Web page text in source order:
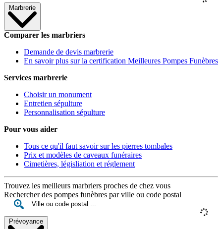
Marbrerie
Comparer les marbriers
Demande de devis marbrerie
En savoir plus sur la certification Meilleures Pompes Funèbres
Services marbrerie
Choisir un monument
Entretien sépulture
Personnalisation sépulture
Pour vous aider
Tous ce qu'il faut savoir sur les pierres tombales
Prix et modèles de caveaux funéraires
Cimetières, législiation et réglement
Trouvez les meilleurs marbriers proches de chez vous
Rechercher des pompes funèbres par ville ou code postal
Prévoyance